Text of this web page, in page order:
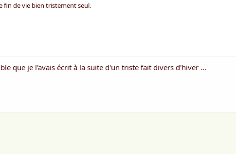
fin de vie bien tristement seul.
que je l'avais écrit à la suite d'un triste fait divers d'hiver ...